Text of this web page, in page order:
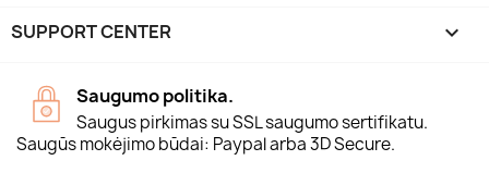
SUPPORT CENTER 
Saugumo politika.
Saugus pirkimas su SSL saugumo sertifikatu.
Saugūs mokėjimo būdai: Paypal arba 3D Secure.